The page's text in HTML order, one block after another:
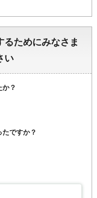
るためにみなさま
い
？
ですか？